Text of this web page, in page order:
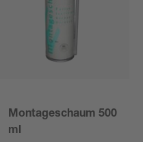
Montageschaum 500
ml